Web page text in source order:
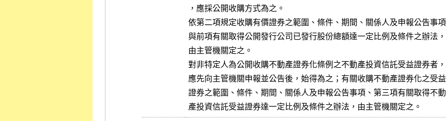
，應採公開收購方式為之。
依第二項規定收購有價證券之範圍、條件、期間、關係人及申報公告事項
與前項有關取得公開發行公司已發行股份總額達一定比例及條件之辦法，
由主管機關定之。
對非特定人為公開收購不動產證券化條例之不動產投資信託受益證券者，
應先向主管機關申報並公告後，始得為之；有關收購不動產證券化之受益
證券之範圍、條件、期間、關係人及申報公告事項、第三項有關取得不動
產投資信託受益證券達一定比例及條件之辦法，由主管機關定之。